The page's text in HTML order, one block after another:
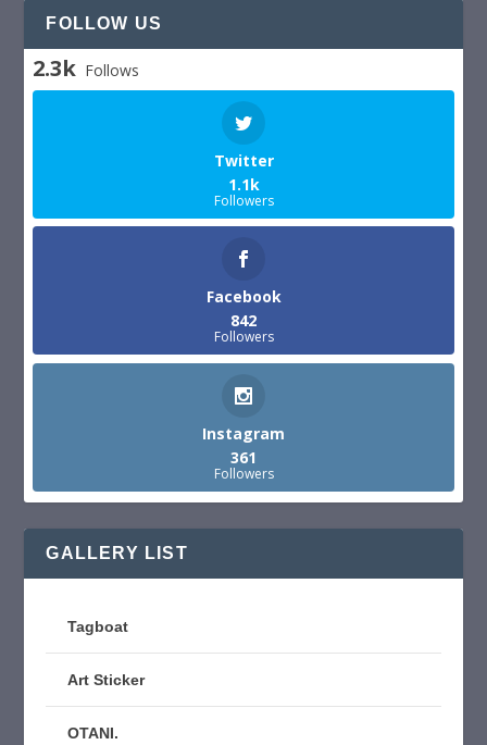
FOLLOW US
2.3k Follows
Twitter
1.1k
Followers
Facebook
842
Followers
Instagram
361
Followers
GALLERY LIST
Tagboat
Art Sticker
OTANI.